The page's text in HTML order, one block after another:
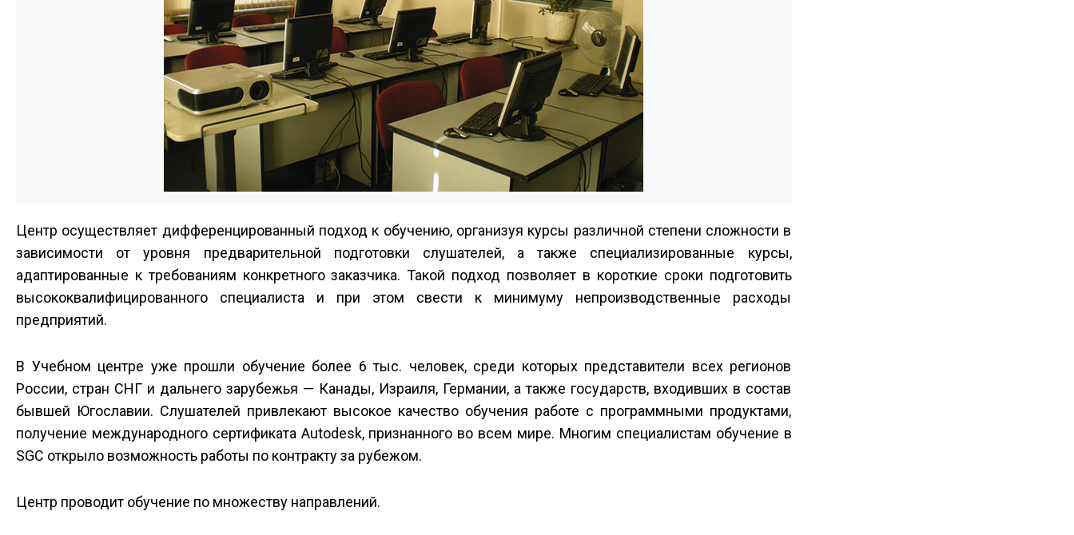
Центр осуществляет дифференцированный подход к обучению, организуя курсы различной степени сложности в
зависимости от уровня предварительной подготовки слушателей, а также специализированные курсы,
адаптированные к требованиям конкретного заказчика. Такой подход позволяет в короткие сроки подготовить
высококвалифицированного специалиста и при этом свести к минимуму непроизводственные расходы
предприятий.
В Учебном центре уже прошли обучение более 6 тыс. человек, среди которых представители всех регионов
России, стран СНГ и дальнего зарубежья — Канады, Израиля, Германии, а также государств, входивших в состав
бывшей Югославии. Слушателей привлекают высокое качество обучения работе с программными продуктами,
получение международного сертификата Autodesk, признанного во всем мире. Многим специалистам обучение в
SGC открыло возможность работы по контракту за рубежом.
Центр проводит обучение по множеству направлений.